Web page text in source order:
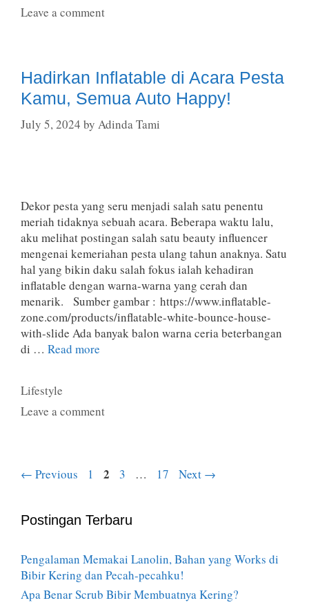
Leave a comment
Hadirkan Inflatable di Acara Pesta
Kamu, Semua Auto Happy!
July 5, 2024 by Adinda Tami
Dekor pesta yang seru menjadi salah satu penentu
meriah tidaknya sebuah acara. Beberapa waktu lalu,
aku melihat postingan salah satu beauty influencer
mengenai kemeriahan pesta ulang tahun anaknya. Satu
hal yang bikin daku salah fokus ialah kehadiran
inflatable dengan warna-warna yang cerah dan
menarik. Sumber gambar : https://www.inflatable-
zone.com/products/inflatable-white-bounce-house-
with-slide Ada banyak balon warna ceria beterbangan
di … Read more
Categories
Lifestyle
Leave a comment
← Previous Page
1 Page
2 Page
3 … Page
17 Next →
Postingan Terbaru
Pengalaman Memakai Lanolin, Bahan yang Works di
Bibir Kering dan Pecah-pecahku!
Apa Benar Scrub Bibir Membuatnya Kering?